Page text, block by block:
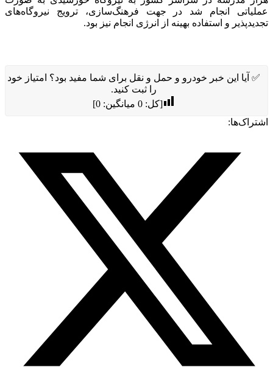
عملیاتی انجام شد در جهت فرهنگ‌سازی، ترویج نیروگاه‌های
تجدیدپذیر و استفاده بهینه از انرژی انجام نیز بود.
✅ آیا این خبر خودرو و حمل و نقل برای شما مفید بود؟ امتیاز خود
را ثبت کنید.
[کل:0 میانگین:0
]
اشتراک‌ها: